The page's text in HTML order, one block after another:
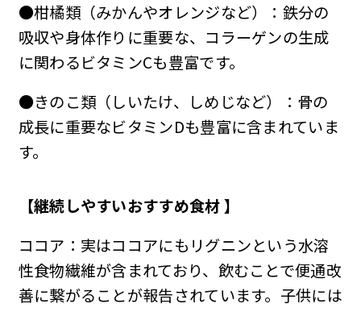
●柑橘類（みかんやオレンジなど）：鉄分の
吸収や身体作りに重要な、コラーゲンの生成
に関わるビタミンCも豊富です。
●きのこ類（しいたけ、しめじなど）：骨の
成長に重要なビタミンDも豊富に含まれていま
す。
【継続しやすいおすすめ食材 】
ココア：実はココアにもリグニンという水溶
性食物繊維が含まれており、飲むことで便通改
善に繋がることが報告されています。子供には